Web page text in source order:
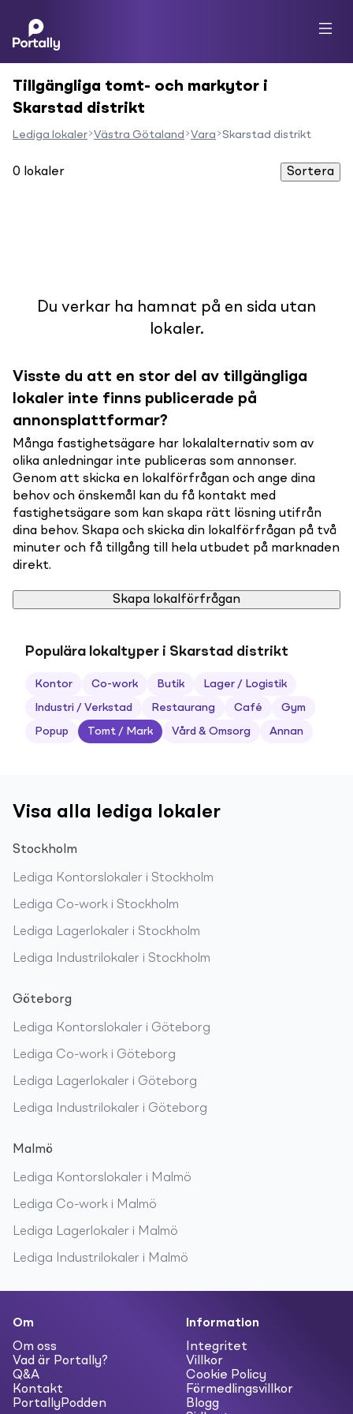
Tillgängliga tomt- och markytor i
Skarstad distrikt
Lediga lokaler Västra Götaland Vara Skarstad distrikt
0 lokaler Sortera
Du verkar ha hamnat på en sida utan
lokaler.
Visste du att en stor del av tillgängliga
lokaler inte finns publicerade på
annonsplattformar?
Många fastighetsägare har lokalalternativ som av
olika anledningar inte publiceras som annonser.
Genom att skicka en lokalförfrågan och ange dina
behov och önskemål kan du få kontakt med
fastighetsägare som kan skapa rätt lösning utifrån
dina behov. Skapa och skicka din lokalförfrågan på två
minuter och få tillgång till hela utbudet på marknaden
direkt.
Skapa lokalförfrågan
Populära lokaltyper i Skarstad distrikt
Kontor Co-work Butik Lager / Logistik
Industri / Verkstad Restaurang Café Gym
Popup Tomt / Mark Vård & Omsorg Annan
Visa alla lediga lokaler
Stockholm
Lediga Kontorslokaler i Stockholm
Lediga Co-work i Stockholm
Lediga Lagerlokaler i Stockholm
Lediga Industrilokaler i Stockholm
Göteborg
Lediga Kontorslokaler i Göteborg
Lediga Co-work i Göteborg
Lediga Lagerlokaler i Göteborg
Lediga Industrilokaler i Göteborg
Malmö
Lediga Kontorslokaler i Malmö
Lediga Co-work i Malmö
Lediga Lagerlokaler i Malmö
Lediga Industrilokaler i Malmö
Om
Om oss
Vad är Portally?
Q&A
Kontakt
PortallyPodden
Information
Integritet
Villkor
Cookie Policy
Förmedlingsvillkor
Blogg